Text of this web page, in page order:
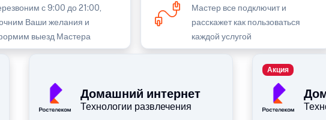
с 9:00 до 21:00,
Ваши желания и
выезд Мастера
Мастер все подключит и
расскажет как пользоваться
каждой услугой
Домашний интернет
Технологии развлечения
Акция